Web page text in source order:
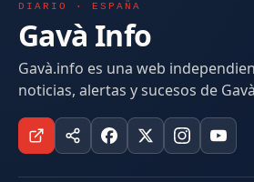
DIARIO · ESPAÑA
Gavà Info
Gavà.info es una web
noticias, alertas y sucesos de